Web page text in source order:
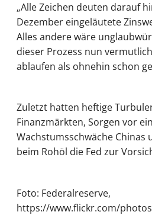
„Alle Zeichen deuten darauf
Dezember eingeläutete
Alles andere wäre
dieser Prozess nun
ablaufen als ohnehin schon
Zuletzt hatten heftige
Finanzmärkten, Sorgen vor
Wachstumsschwäche Chinas
beim Rohöl die Fed zur
Foto: Federalreserve,
https://www.flickr.com/